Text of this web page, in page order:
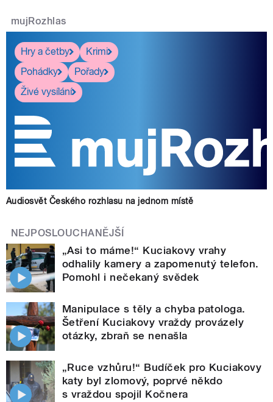
mujRozhlas
Hry a četby
Krimi
Pohádky
Pořady
Živé vysílání
Audiosvět Českého rozhlasu na jednom místě
NEJPOSLOUCHANĚJŠÍ
„Asi to máme!“ Kuciakovy vrahy
odhalily kamery a zapomenutý telefon.
Pomohl i nečekaný svědek
Manipulace s těly a chyba patologa.
Šetření Kuciakovy vraždy provázely
otázky, zbraň se nenašla
„Ruce vzhůru!“ Budíček pro Kuciakovy
katy byl zlomový, poprvé někdo
s vraždou spojil Kočnera